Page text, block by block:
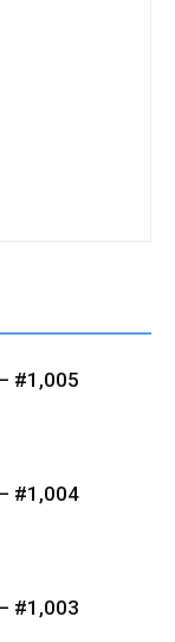
#1,005
#1,004
#1,003